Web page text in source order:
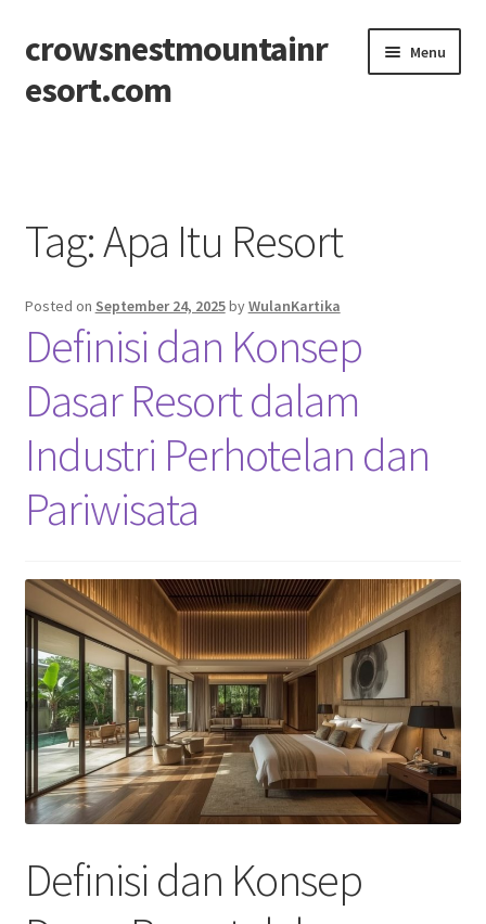
Skip
to
navigation
Skip
to
content
crowsnestmountainr
esort.com
Menu
Contact
Disclaimer
Privacy Policy
Tag:Apa Itu Resort
Posted on September 24, 2025byWulanKartika
Definisi dan Konsep
Dasar Resort dalam
Industri Perhotelan dan
Pariwisata
Definisi dan Konsep